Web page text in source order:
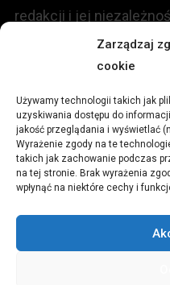
Zarządzaj
cookie
Używamy technologii takich jak
uzyskiwania dostępu do
jakość przeglądania i wyświetlać
Wyrażenie zgody na te
takich jak zachowanie podczas
na tej stronie. Brak wyrażenia
wpłynąć na niektóre cechy i
redakcji i jej
Redakcja portalu:
ul.Stara 13, 42-600
TEL:+48 509 547 822